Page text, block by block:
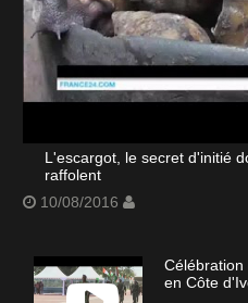
L'escargot, le secret d'initié
raffolent
10/08/2016
en Côte